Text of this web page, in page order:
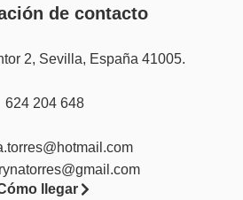
de contacto
2, Sevilla, España 41005.
624 204 648
llegar